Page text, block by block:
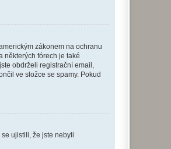
zákonem na ochranu
některých fórech je také
obdrželi registrační email,
ve složce se spamy. Pokud
ujistili, že jste nebyli